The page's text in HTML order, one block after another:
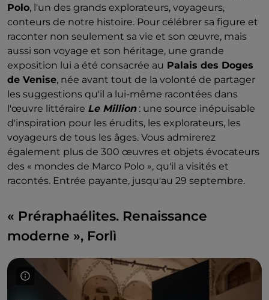
Polo, l'un des grands explorateurs, voyageurs,
conteurs de notre histoire. Pour célébrer sa figure et
raconter non seulement sa vie et son œuvre, mais
aussi son voyage et son héritage, une grande
exposition lui a été consacrée au Palais des Doges
de Venise, née avant tout de la volonté de partager
les suggestions qu'il a lui-même racontées dans
l'œuvre littéraire Le Million: une source inépuisable
d'inspiration pour les érudits, les explorateurs, les
voyageurs de tous les âges. Vous admirerez
également plus de 300 œuvres et objets évocateurs
des « mondes de Marco Polo », qu'il a visités et
racontés. Entrée payante, jusqu'au 29 septembre.
« Préraphaélites. Renaissance
moderne », Forlì